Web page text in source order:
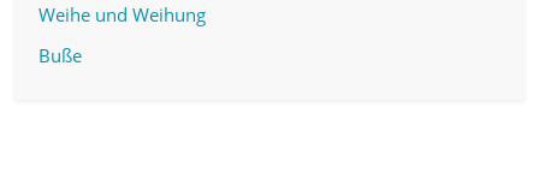
Weihe und Weihung
Buße